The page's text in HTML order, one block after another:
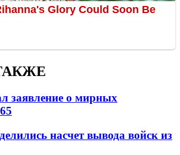
заявление о мирных
насчет вывода войск из